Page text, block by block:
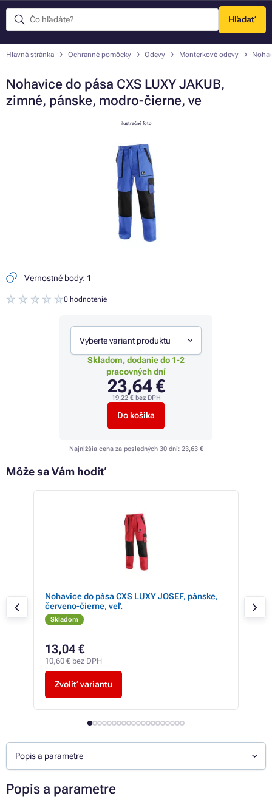
Hľadať
Menu
Hlavná stránka Ochranné pomôcky Odevy Monterkové odevy
Nohavice do pása CXS LUXY JAKUB,
zimné, pánske, modro-čierne, ve
ilustračné foto
Vernostné body: 1
0 hodnotenie
Vyberte variant produktu
Skladom, dodanie do 1-2
pracovných dní
23,64 €
19,22 €bez DPH
Do košíka
Najnižšia cena za posledných 30 dní: 23,63 €
Môže sa Vám hodiť
Nohavice do pása CXS LUXY JOSEF, pánske,
červeno-čierne, veľ.
Skladom
13,04 €
10,60 € bez DPH
Zvoliť variantu
Popis a parametre
Popis a parametre